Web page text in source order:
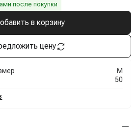
после покупки
в корзину
цену
M
50